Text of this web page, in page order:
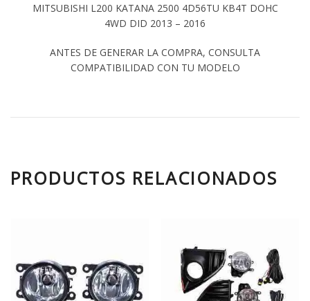
MITSUBISHI L200 KATANA 2500 4D56TU KB4T DOHC
4WD DID 2013 – 2016
ANTES DE GENERAR LA COMPRA, CONSULTA
COMPATIBILIDAD CON TU MODELO
PRODUCTOS RELACIONADOS